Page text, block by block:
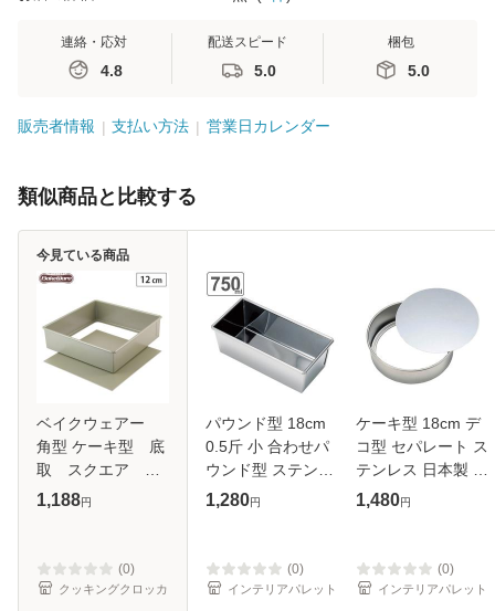
連絡・応対
4.8
配送スピード
5.0
梱包
5.0
販売者情報 支払い方法 営業日カレンダー
類似商品と比較する
ベイクウェアー
角型 ケーキ型 底
取 スクエア
12cm × 12cm 【
1,188円
(0)
クッキングクロッカ
今見ている商品
パウンド型 18cm
0.5斤 小 合わせパ
ウンド型 ステンレ
ス 日本製 タイガー
型 ケーキ 食パン
パウンド
1,280円
(0)
インテリアパレット
ケーキ型 18cm デ
コ型 セパレート ス
テンレス 日本製 タ
イガークラウン （
号 丸型 ケーキ ホ
ール型
1,480円
(0)
インテリアパレット